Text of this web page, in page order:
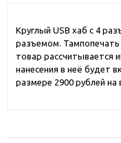
Круглый USB хаб с 4
разъемом.
товар рассчитывается
нанесения в неё будет
размере 2900 рублей на